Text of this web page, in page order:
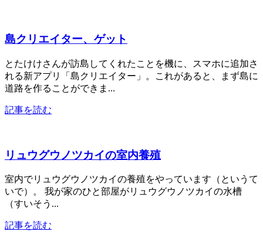
島クリエイター、ゲット
とたけけさんが訪島してくれたことを機に、スマホに追加さ
れる新アプリ「島クリエイター」。これがあると、まず島に
道路を作ることができま...
記事を読む
リュウグウノツカイの室内養殖
室内でリュウグウノツカイの養殖をやっています（というて
いで）。 我が家のひと部屋がリュウグウノツカイの水槽
（すいそう...
記事を読む